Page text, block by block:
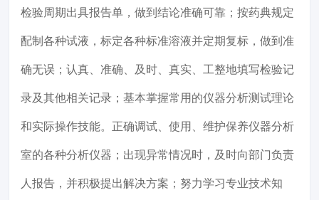
检验周期出具报告单，做到结论准确可靠；按药典规定
配制各种试液，标定各种标准溶液并定期复标，做到准
确无误；认真、准确、及时、真实、工整地填写检验记
录及其他相关记录；基本掌握常用的仪器分析测试理论
和实际操作技能。正确调试、使用、维护保养仪器分析
室的各种分析仪器；出现异常情况时，及时向部门负责
人报告，并积极提出解决方案；努力学习专业技术知